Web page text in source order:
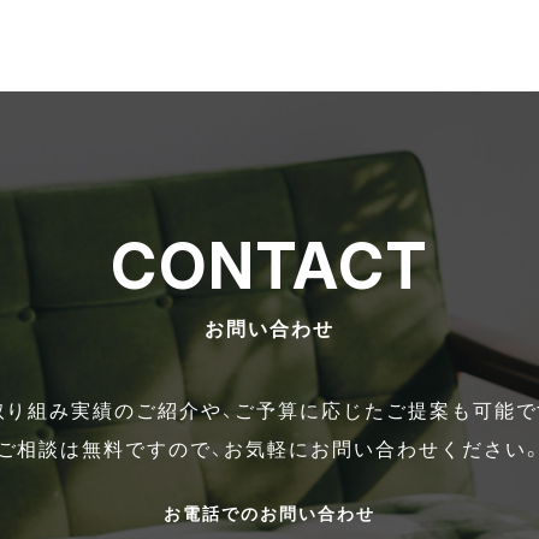
CONTACT
お問い合わせ
組み実績のご紹介や、ご予算に応じたご提案も可能
相談は無料ですので、お気軽にお問い合わせください
お電話でのお問い合わせ